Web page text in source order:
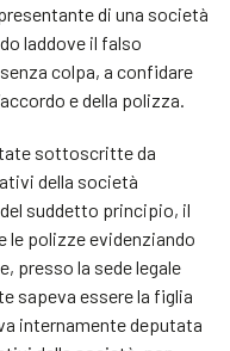
di una società
laddove il falso
colpa, a confidare
e della polizza.
sottoscritte da
della società
suddetto principio, il
le polizze evidenziando
presso la sede legale
sapeva essere la figlia
internamente deputata